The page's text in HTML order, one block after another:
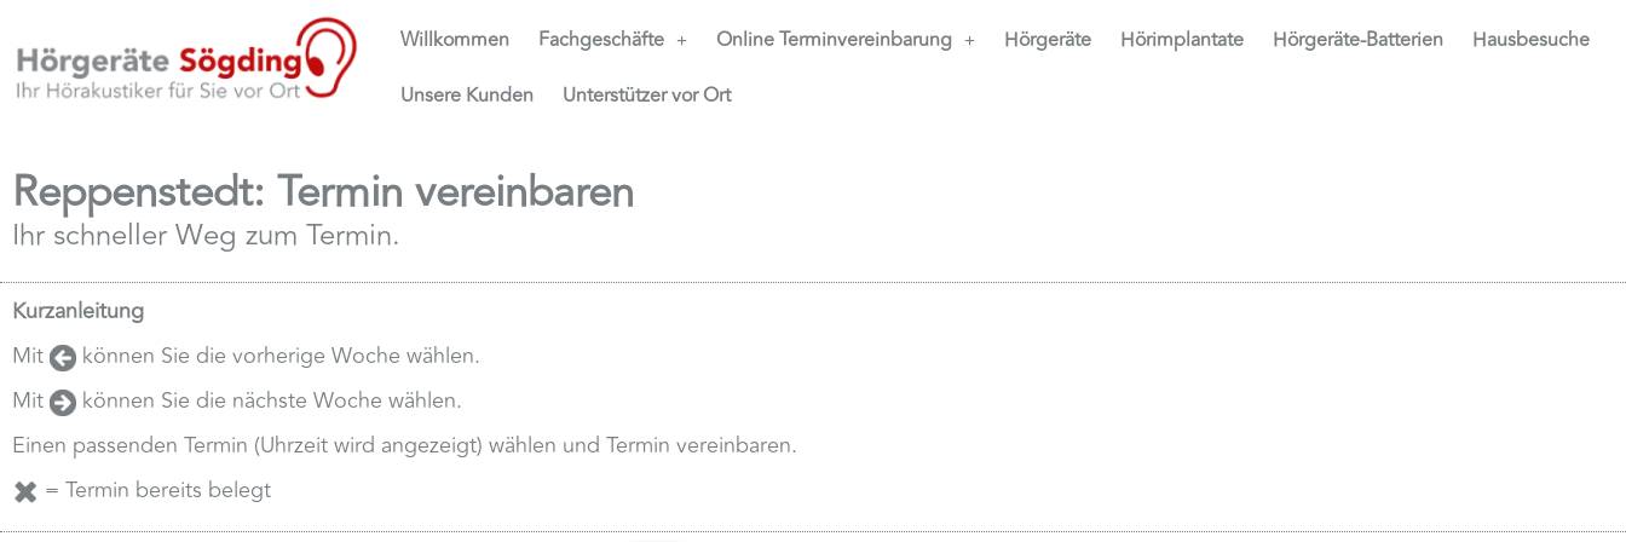
Willkommen Fachgeschäfte Online Terminvereinbarung Hörgeräte Hörimplantate Hörgeräte-Batterien
Hausbesuche
Unsere Kunden
Unterstützer vor Ort
Reppenstedt: Termin vereinbaren
Ihr schneller Weg zum Termin.
Kurzanleitung
Mit
können Sie die vorherige Woche wählen.
Mit
können Sie die nächste Woche wählen.
Einen passenden Termin (Uhrzeit wird angezeigt) wählen und Termin vereinbaren.
= Termin bereits belegt